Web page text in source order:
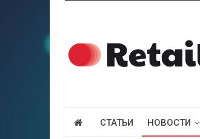
СТАТЬИ НОВОСТИ